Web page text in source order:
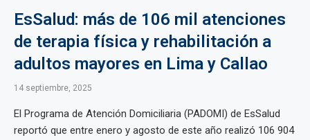
EsSalud: más de 106 mil atenciones
de terapia física y rehabilitación a
adultos mayores en Lima y Callao
14 septiembre, 2025
El Programa de Atención Domiciliaria (PADOMI) de EsSalud
reportó que entre enero y agosto de este año realizó 106 904